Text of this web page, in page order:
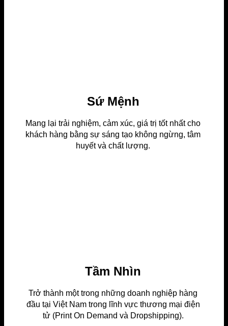
Sứ Mệnh
Mang lại trải nghiệm, cảm xúc, giá trị tốt nhất cho
khách hàng bằng sự sáng tạo không ngừng, tâm
huyết và chất lượng.
Tầm Nhìn
Trở thành một trong những doanh nghiệp hàng
đầu tại Việt Nam trong lĩnh vực thương mại điện
tử (Print On Demand và Dropshipping).